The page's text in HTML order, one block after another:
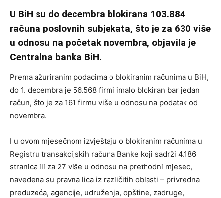
U BiH su do decembra blokirana 103.884
računa poslovnih subjekata, što je za 630 više
u odnosu na početak novembra, objavila je
Centralna banka BiH.
Prema ažuriranim podacima o blokiranim računima u BiH,
do 1. decembra je 56.568 firmi imalo blokiran bar jedan
račun, što je za 161 firmu više u odnosu na podatak od
novembra.
I u ovom mjesečnom izvještaju o blokiranim računima u
Registru transakcijskih računa Banke koji sadrži 4.186
stranica ili za 27 više u odnosu na prethodni mjesec,
navedena su pravna lica iz različitih oblasti – privredna
preduzeća, agencije, udruženja, opštine, zadruge,